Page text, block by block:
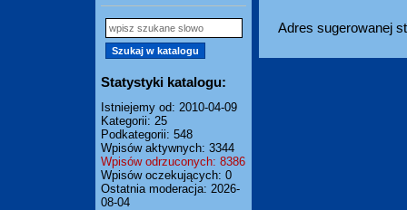
Statystyki katalogu:
Istniejemy od: 2010-04-09
Kategorii: 25
Podkategorii: 548
Wpisów aktywnych: 3344
Wpisów odrzuconych: 8386
Wpisów oczekujących: 0
Ostatnia moderacja: 2026-
08-04
Adres sugerowanej